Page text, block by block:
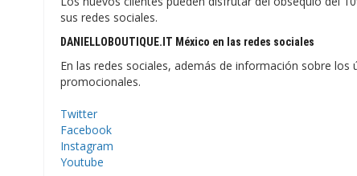
sus redes sociales.
DANIELLOBOUTIQUE.IT México en las redes sociales
En las redes sociales, además de información sobre
promocionales.
Twitter
Facebook
Instagram
Youtube